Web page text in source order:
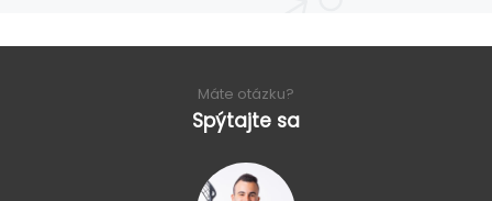
Máte otázku?
Spýtajte sa